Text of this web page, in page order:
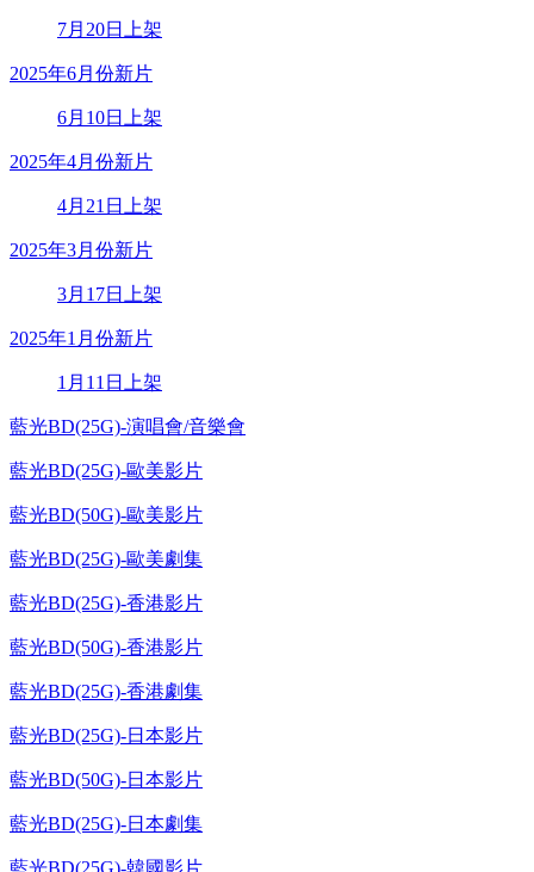
7月20日上架
2025年6月份新片
6月10日上架
2025年4月份新片
4月21日上架
2025年3月份新片
3月17日上架
2025年1月份新片
1月11日上架
藍光BD(25G)-演唱會/音樂會
藍光BD(25G)-歐美影片
藍光BD(50G)-歐美影片
藍光BD(25G)-歐美劇集
藍光BD(25G)-香港影片
藍光BD(50G)-香港影片
藍光BD(25G)-香港劇集
藍光BD(25G)-日本影片
藍光BD(50G)-日本影片
藍光BD(25G)-日本劇集
藍光BD(25G)-韓國影片